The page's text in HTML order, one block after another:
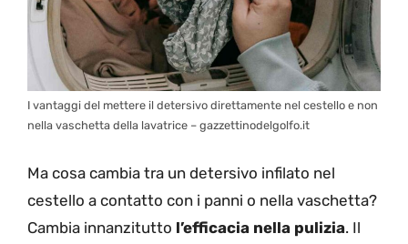
I vantaggi del mettere il detersivo direttamente nel cestello e non
nella vaschetta della lavatrice – gazzettinodelgolfo.it
Ma cosa cambia tra un detersivo infilato nel
cestello a contatto con i panni o nella vaschetta?
Cambia innanzitutto l’efficacia nella pulizia. Il